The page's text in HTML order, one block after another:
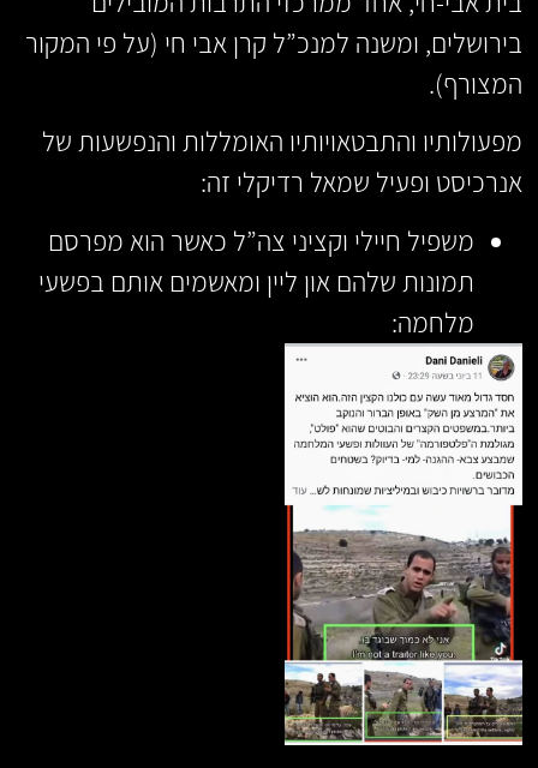
בירושלים, ומשנה למנכ”ל קרן אבי חי (על פי המקור
המצורף).
מפעולותיו והתבטאויותיו האומללות והנפשעות של
אנרכיסט ופעיל שמאל רדיקלי זה:
משפיל חיילי וקציני צה”ל כאשר הוא מפרסם
תמונות שלהם און ליין ומאשמים אותם בפשעי
מלחמה: